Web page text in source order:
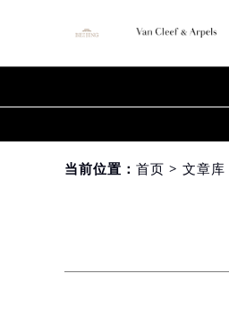
当前位置： 首页 > 文章库